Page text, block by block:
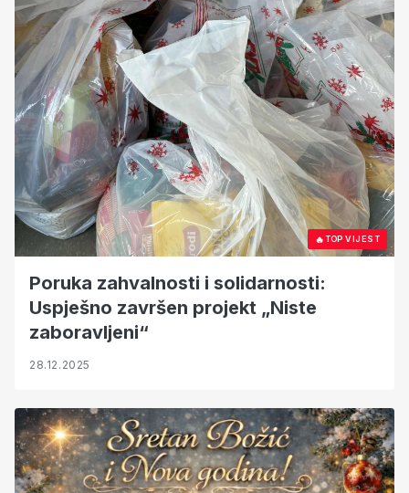
🔥TOP VIJEST
Poruka zahvalnosti i solidarnosti:
Uspješno završen projekt „Niste
zaboravljeni“
28.12.2025